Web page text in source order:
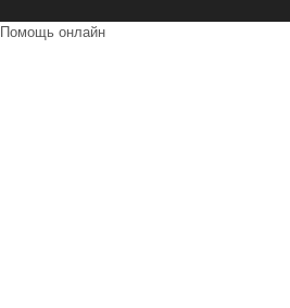
Помощь онлайн